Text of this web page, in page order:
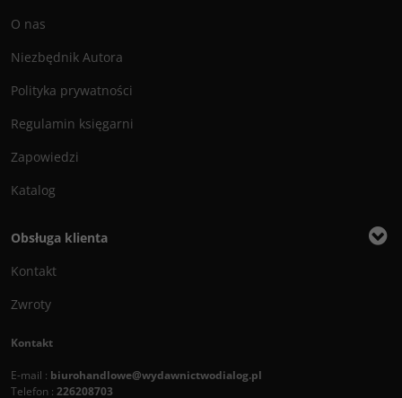
O nas
Niezbędnik Autora
Polityka prywatności
Regulamin księgarni
Zapowiedzi
Katalog
Obsługa klienta
Kontakt
Zwroty
Kontakt
E-mail : biurohandlowe@wydawnictwodialog.pl
Telefon : 226208703